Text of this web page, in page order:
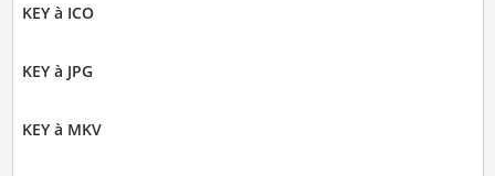
KEY à ICO
KEY à JPG
KEY à MKV